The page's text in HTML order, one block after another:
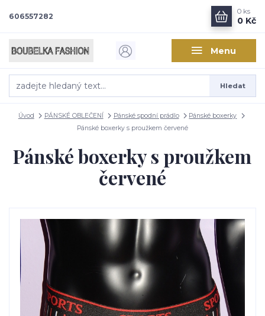
Menu
Hledat
606557282
0 ks
0 Kč
Úvod PÁNSKÉ OBLEČENÍ Pánské spodní prádlo
Pánské boxerky
Pánské boxerky s proužkem červené
Pánské boxerky s proužkem
červené